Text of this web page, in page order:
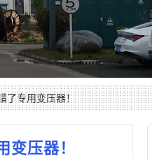
了专用变压器！
压器！